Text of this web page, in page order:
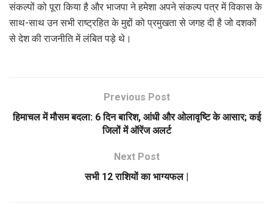
संकल्पों को पूरा किया है और भाजपा ने हमेशा अपने संकल्प पत्र में विकास के
साथ-साथ उन सभी राष्ट्रहित के मुद्दों को प्रमुखता से जगह दी है जो दशकों
से देश की राजनीति में लंबित पड़े थे।
Previous Post
हिमाचल में मौसम बदला: 6 दिन बारिश, आंधी और ओलावृष्टि के आसार; कई
जिलों में ऑरेंज अलर्ट
Next Post
सभी 12 राशियों का भाग्यफल |